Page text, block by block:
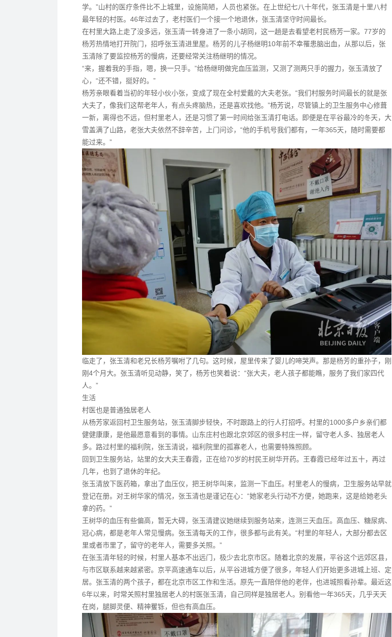
学。”山村的医疗条件比不上城里，设施简陋，人员也紧张。在上世纪七八十年代，张玉清是十里八村
最年轻的村医。46年过去了，老村医们一个接一个地退休，张玉清坚守时间最长。
在村里大路上走了没多远，张玉清一转身进了一条小胡同，这一趟是去看望老村民杨芳一家。77岁的
杨芳热情地打开院门，招呼张玉清进里屋。杨芳的儿子杨继明10年前不幸罹患脑出血，从那以后，张
玉清除了要监控杨芳的慢病，还要经常关注杨继明的情况。
“来，握着我的手指，嗯，换一只手。”给杨继明做完血压监测，又测了测两只手的握力，张玉清放了
心，“还不错，挺好的。”
杨芳亲眼看着当初的年轻小伙小张，变成了现在全村爱戴的大夫老张。“我们村服务时间最长的就是张
大夫了，像我们这帮老年人，有点头疼脑热，还是喜欢找他。”杨芳说，尽管镇上的卫生服务中心修葺
一新，离得也不远，但村里老人，还是习惯了第一时间给张玉清打电话。即便是在平谷最冷的冬天，大
雪盖满了山路，老张大夫依然不辞辛苦，上门问诊，“他的手机号我们都有，一年365天，随时需要都
能过来。”
临走了，张玉清和老兄长杨芳嘱咐了几句。这时候，屋里传来了婴儿的啼哭声。那是杨芳的重孙子，刚
刚4个月大。张玉清听见动静，笑了，杨芳也笑着说：“张大夫，老人孩子都能瞧，服务了我们家四代
人。”
生活
村医也是普通独居老人
从杨芳家返回村卫生服务站，张玉清脚步轻快，不时跟路上的行人打招呼。村里的1000多户乡亲们都
健健康康，是他最愿意看到的事情。山东庄村也跟北京郊区的很多村庄一样，留守老人多、独居老人
多。路过村里的福利院，张玉清说，福利院里的孤寡老人，也需要特殊照顾。
回到卫生服务站，站里的女大夫王春霞，正在给70岁的村民王树华开药。王春霞已经年过五十，再过
几年，也到了退休的年纪。
张玉清放下医药箱，拿出了血压仪，把王树华叫来，监测一下血压。村里老人的慢病，卫生服务站早就
登记在册。对王树华家的情况，张玉清也是谨记在心：“她家老头行动不方便，她跑来，这是给她老头
拿的药。”
王树华的血压有些偏高，暂无大碍，张玉清建议她继续到服务站来，连测三天血压。高血压、糖尿病、
冠心病，都是老年人常见慢病。张玉清每天的工作，很多都与此有关。“村里的年轻人，大部分都去区
里或者市里了，留守的老年人，需要多关照。”
在张玉清年轻的时候，村里人基本不出远门，极少去北京市区。随着北京的发展，平谷这个远郊区县，
与市区联系越来越紧密。京平高速通车以后，从平谷进城方便了很多，年轻人们开始更多进城上班、定
居。张玉清的两个孩子，都在北京市区工作和生活。原先一直陪伴他的老伴，也进城照看孙辈。最近这
6年以来，时常关照村里独居老人的村医张玉清，自己同样是独居老人。别看他一年365天，几乎天天
在岗，腿脚灵便、精神矍铄，但也有高血压。